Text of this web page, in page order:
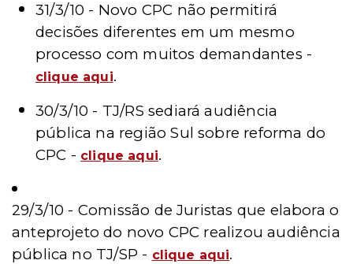
31/3/10 - Novo CPC não permitirá
decisões diferentes em um mesmo
processo com muitos demandantes -
clique aqui.
30/3/10 - TJ/RS sediará audiência
pública na região Sul sobre reforma do
CPC - clique aqui.
29/3/10 - Comissão de Juristas que elabora o
anteprojeto do novo CPC realizou audiência
pública no TJ/SP - clique aqui.